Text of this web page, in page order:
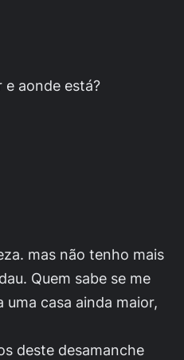
e aonde está?
mas não tenho mais
Quem sabe se me
casa ainda maior,
deste desamanche